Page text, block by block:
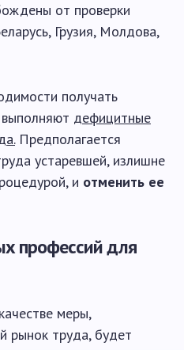
от проверки
Грузия, Молдова,
получать
дефицитные
Предполагается
устаревшей, излишне
и отменить ее
профессий для
меры,
рынок труда, будет